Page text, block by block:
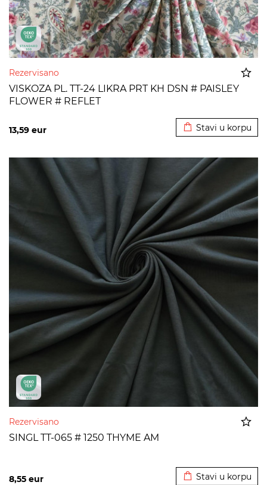
Rezervisano
VISKOZA PL. TT-24 LIKRA PRT KH DSN # PAISLEY
FLOWER # REFLET
13,59 eur Stavi u korpu
Rezervisano
SINGL TT-065 # 1250 THYME AM
8,55 eur Stavi u korpu